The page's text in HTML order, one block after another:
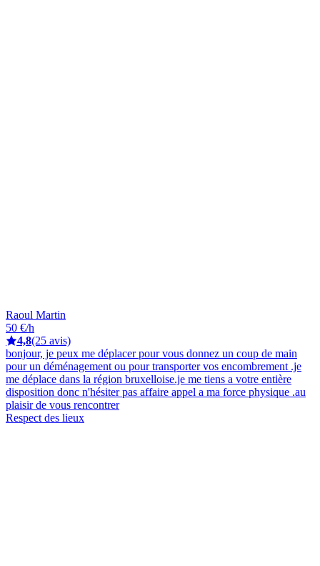
Raoul Martin
50 €/h
4,8(25 avis)
bonjour, je peux me déplacer pour vous donnez un coup de main
pour un déménagement ou pour transporter vos encombrement .je
me déplace dans la région bruxelloise.je me tiens a votre entière
disposition donc n'hésiter pas affaire appel a ma force physique .au
plaisir de vous rencontrer
Respect des lieux